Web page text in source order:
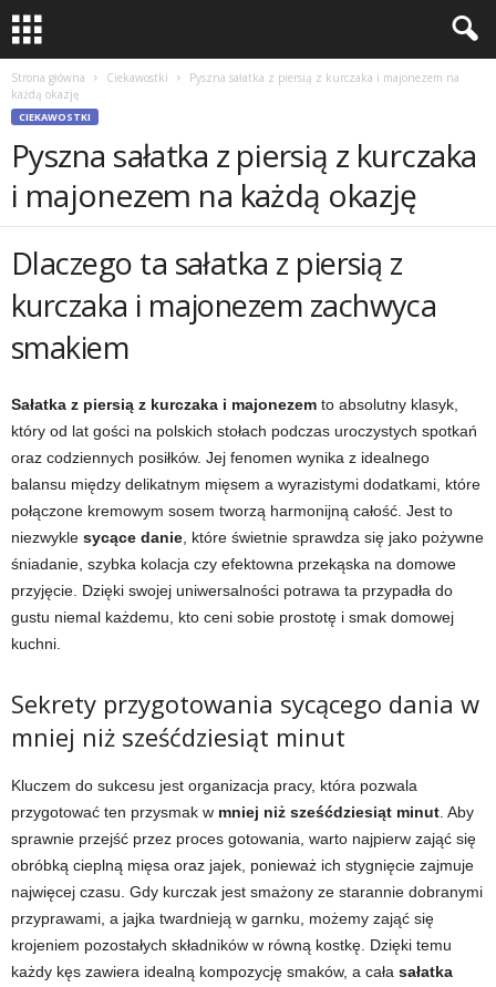
Strona główna Ciekawostki
Pyszna sałatka z piersią z kurczaka i majonezem na
każdą okazję
CIEKAWOSTKI
Pyszna sałatka z piersią z kurczaka
i majonezem na każdą okazję
Dlaczego ta sałatka z piersią z
kurczaka i majonezem zachwyca
smakiem
Sałatka z piersią z kurczaka i majonezem to absolutny klasyk,
który od lat gości na polskich stołach podczas uroczystych spotkań
oraz codziennych posiłków. Jej fenomen wynika z idealnego
balansu między delikatnym mięsem a wyrazistymi dodatkami, które
połączone kremowym sosem tworzą harmonijną całość. Jest to
niezwykle sycące danie , które świetnie sprawdza się jako pożywne
śniadanie, szybka kolacja czy efektowna przekąska na domowe
przyjęcie. Dzięki swojej uniwersalności potrawa ta przypadła do
gustu niemal każdemu, kto ceni sobie prostotę i smak domowej
kuchni.
Sekrety przygotowania sycącego dania w
mniej niż sześćdziesiąt minut
Kluczem do sukcesu jest organizacja pracy, która pozwala
przygotować ten przysmak w mniej niż sześćdziesiąt minut . Aby
sprawnie przejść przez proces gotowania, warto najpierw zająć się
obróbką cieplną mięsa oraz jajek, ponieważ ich stygnięcie zajmuje
najwięcej czasu. Gdy kurczak jest smażony ze starannie dobranymi
przyprawami, a jajka twardnieją w garnku, możemy zająć się
krojeniem pozostałych składników w równą kostkę. Dzięki temu
każdy kęs zawiera idealną kompozycję smaków, a cała sałatka